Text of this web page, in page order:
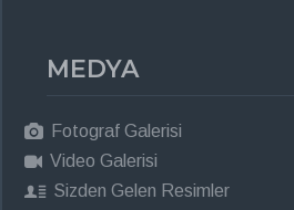
MEDYA
Fotograf Galerisi
Video Galerisi
Sizden Gelen Resimler